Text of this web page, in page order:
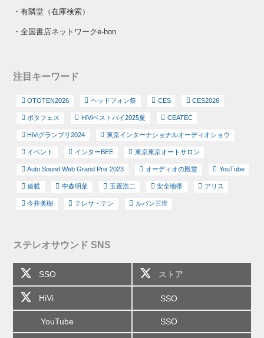
・有隣堂（在庫検索）
・全国書店ネットワークe-hon
注目キーワード
OTOTEN2026 ヘッドフォン祭 CES CES2026
ポタフェス HiViベストバイ2025夏 CEATEC
HiViグランプリ2024 東京インターナショナルオーディオショウ
イベント インターBEE 東京東京オートサロン
Auto Sound Web Grand Prix 2023 オーディオの殿堂 YouTube
連載 中森明菜 玉置浩二 安全地帯 アリス
今井美樹 テレサ・テン ルパン三世
ステレオサウンド SNS
SSO ストア
HiVi SSO
YouTube SSO